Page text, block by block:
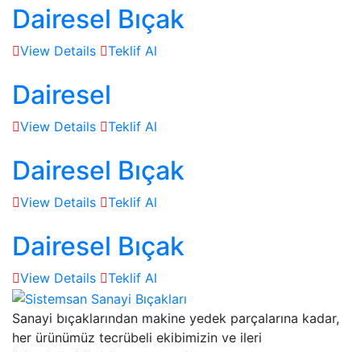
Dairesel Bıçak
View Details Teklif Al
Dairesel
View Details Teklif Al
Dairesel Bıçak
View Details Teklif Al
Dairesel Bıçak
View Details Teklif Al
Sanayi bıçaklarından makine yedek parçalarına kadar,
her ürünümüz tecrübeli ekibimizin ve ileri